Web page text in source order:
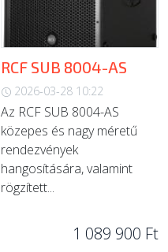
RCF SUB 8004-AS
2026-03-28 10:22
Az RCF SUB 8004-AS
közepes és nagy méretű
rendezvények
hangosítására, valamint
rögzített...
1 089 900 Ft